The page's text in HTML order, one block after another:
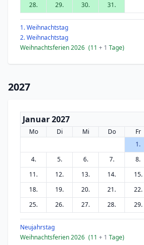
28.
29. 30. 31.
1. Weihnachtstag
2. Weihnachtstag
Weihnachtsferien 2026 (11 + 1 Tage)
2027
Januar 2027
Mo Di Mi Do Fr
1.
4.
5. 6. 7. 8.
11.
12. 13. 14. 15.
18.
19. 20. 21. 22.
25.
26. 27. 28. 29.
Neujahrstag
Weihnachtsferien 2026 (11 + 1 Tage)